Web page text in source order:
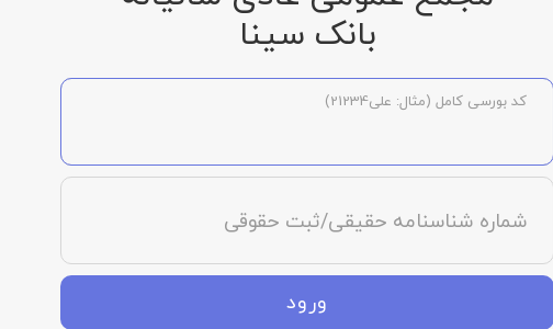
بانک سینا
کد بورسی کامل (مثال: علی21234)
شماره شناسنامه حقیقی/ثبت حقوقی
ورود